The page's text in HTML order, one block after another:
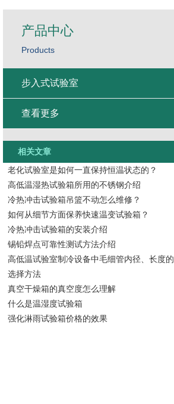
产品中心
Products
步入式试验室
查看更多
相关文章
老化试验室是如何一直保持恒温状态的？
高低温湿热试验箱所用的不锈钢介绍
冷热冲击试验箱吊篮不动怎么维修？
如何从细节方面保养快速温变试验箱？
冷热冲击试验箱的安装介绍
锡铅焊点可靠性测试方法介绍
高低温试验室制冷设备中毛细管内径、长度的
选择方法
真空干燥箱的真空度怎么理解
什么是温湿度试验箱
强化淋雨试验箱价格的效果